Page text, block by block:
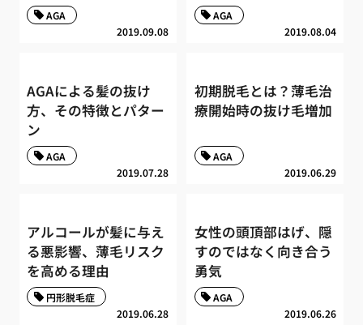
2019.09.08
AGA
2019.08.04
AGA
AGAによる髪の抜け
方、その特徴とパター
ン
2019.07.28
AGA
初期脱毛とは？薄毛治
療開始時の抜け毛増加
2019.06.29
AGA
アルコールが髪に与え
る悪影響、薄毛リスク
を高める理由
2019.06.28
円形脱毛症
女性の頭頂部はげ、隠
すのではなく向き合う
勇気
2019.06.26
AGA